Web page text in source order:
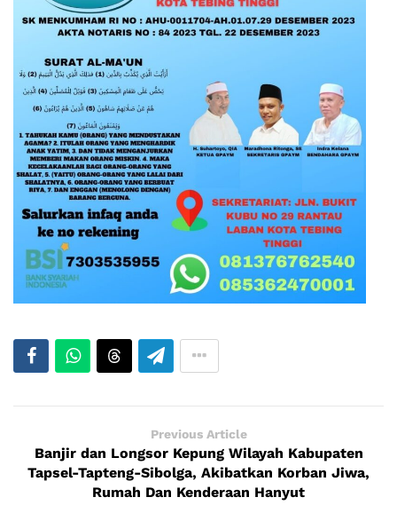
Previous Article
Banjir dan Longsor Kepung Wilayah Kabupaten
Tapsel-Tapteng-Sibolga, Akibatkan Korban Jiwa,
Rumah Dan Kenderaan Hanyut